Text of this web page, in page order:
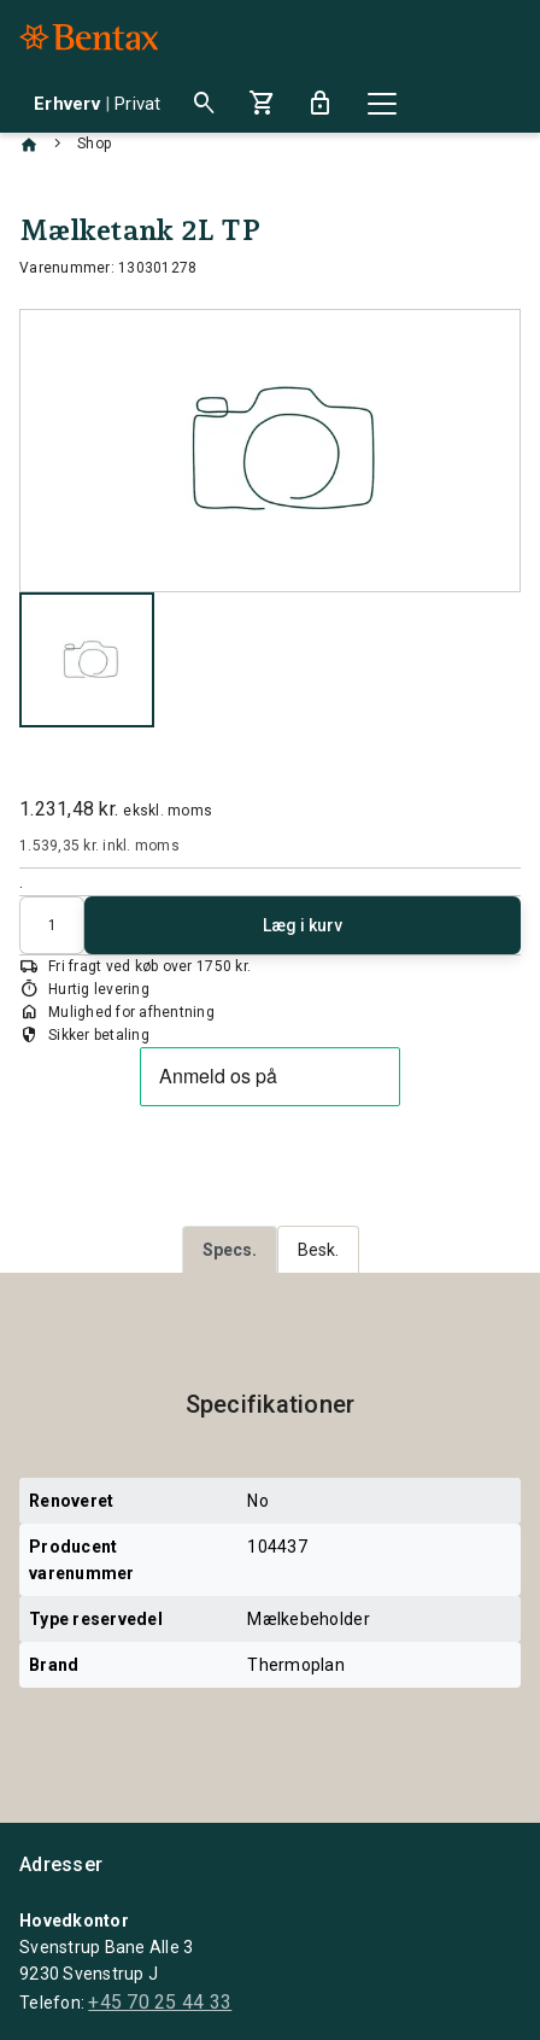
Erhverv | Privat search shopping_cart lock
chevron_right Shop
Mælketank 2L TP
Varenummer: 130301278
1.231,48 kr. ekskl. moms
1.539,35 kr.inkl. moms
Antal
Læg i kurv
local_shipping Fri fragt ved køb over 1750 kr.
timer Hurtig levering
home Mulighed for afhentning
security Sikker betaling
Specs. Besk.
Specifikationer
Renoveret No
Producent
varenummer
104437
Type reservedel Mælkebeholder
Brand Thermoplan
Adresser
Hovedkontor
Svenstrup Bane Alle 3
9230 Svenstrup J
Telefon:+45 70 25 44 33